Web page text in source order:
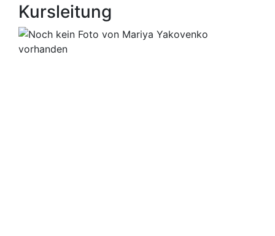
Kursleitung